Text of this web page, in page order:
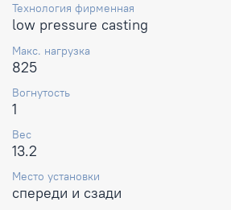
Технология фирменная
low pressure casting
Макс. нагрузка
825
Вогнутость
1
Вес
13.2
Место установки
спереди и сзади